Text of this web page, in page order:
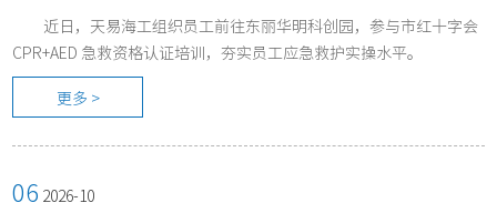
近日，天易海工组织员工前往东丽华明科创园，参与市红十字会
CPR+AED 急救资格认证培训，夯实员工应急救护实操水平。
更多 >
06 2026-10